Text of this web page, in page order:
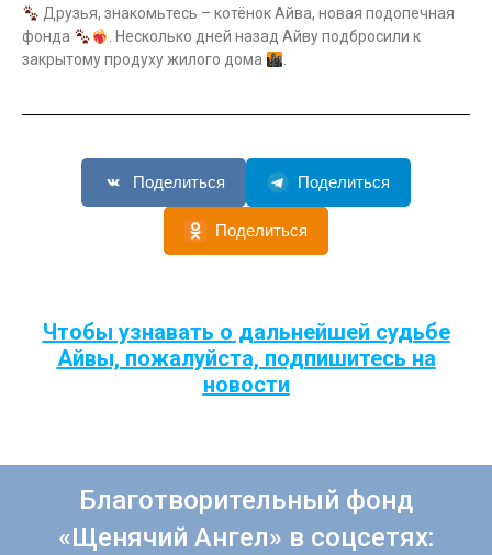
Друзья, знакомьтесь – котёнок Айва, новая подопечная
фонда
. Несколько дней назад Айву подбросили к
закрытому продуху жилого дома
.
Поделиться Поделиться
Поделиться
Чтобы узнавать о дальнейшей судьбе
Айвы, пожалуйста, подпишитесь на
новости
Благотворительный фонд
«Щенячий Ангел» в соцсетях: